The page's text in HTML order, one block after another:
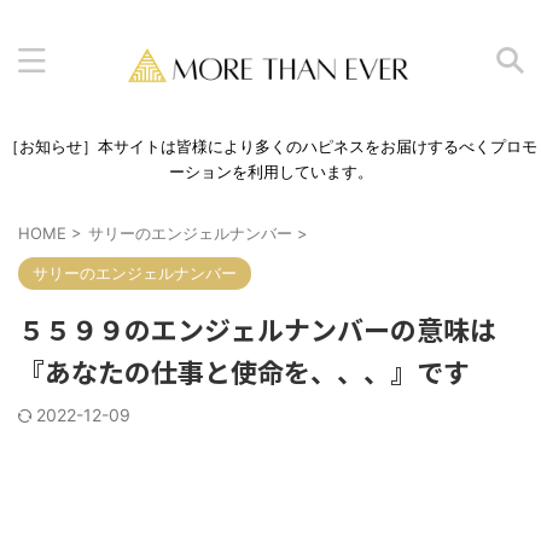
［お知らせ］本サイトは皆様により多くのハピネスをお届けするべくプロモ
ーションを利用しています。
HOME > サリーのエンジェルナンバー >
サリーのエンジェルナンバー
５５９９のエンジェルナンバーの意味は
『あなたの仕事と使命を、、、』です
2022-12-09